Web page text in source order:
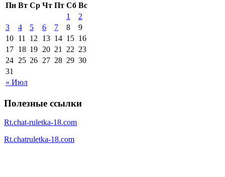
Пн Вт Ср Чт Пт Сб Вс
« Июл
1
2
3
4 5 6 7 8
9
10 11 12 13 14 15 16
17 18 19 20 21 22 23
24 25 26 27 28 29 30
31
Полезные ссылки
Rt.chat-ruletka-18.com
Rt.chatruletka-18.com